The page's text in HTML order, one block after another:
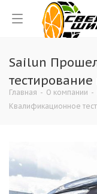
Sailun
Главная - О компании -
Квалификационное